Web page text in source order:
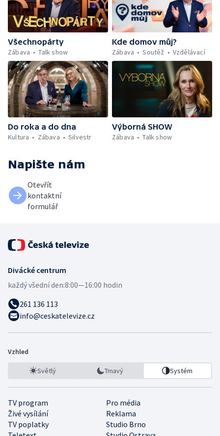
Všechnopárty
Zábava
Talk show
Kde domov můj?
Zábava
Soutěž Vzdělávací
Do roka a do dna
Kultura
Zábava Silvestr
Výborná SHOW
Zábava
Talk show
Napište nám
Otevřít
kontaktní
formulář
Divácké centrum
každý všední den:8:00—16:00 hodin
261 136 113
info@ceskatelevize.cz
Vzhled
Světlý Tmavý Systém
TV program
Pro média
Živé vysílání
Reklama
TV poplatky
Studio Brno